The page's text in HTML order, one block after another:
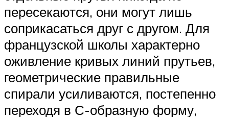
пересекаются, они могут лишь
соприкасаться друг с другом. Для
французской школы характерно
оживление кривых линий прутьев,
геометрические правильные
спирали усиливаются, постепенно
переходя в С-образную форму,